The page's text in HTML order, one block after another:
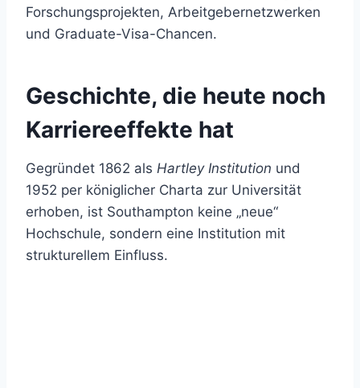
Forschungsprojekten, Arbeitgebernetzwerken
und Graduate-Visa-Chancen.
Geschichte, die heute noch
Karriereeffekte hat
Gegründet 1862 als Hartley Institution und
1952 per königlicher Charta zur Universität
erhoben, ist Southampton keine „neue“
Hochschule, sondern eine Institution mit
strukturellem Einfluss.